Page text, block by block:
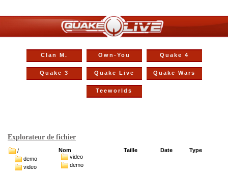
Clan M. Own-You Quake 4
Quake 3 Quake Live Quake Wars
Teeworlds
Explorateur de fichier
/
demo
video
Nom Taille Date
Type
video
demo